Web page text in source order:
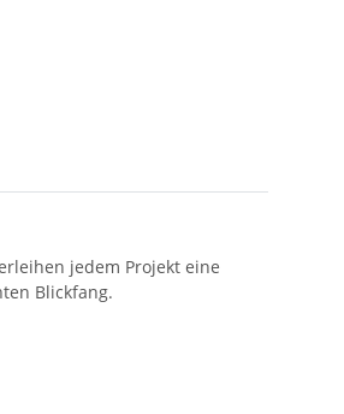
jedem Projekt eine
Blickfang.